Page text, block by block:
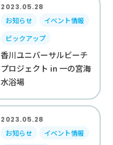
2023.05.28
お知らせ
イベント情報
ピックアップ
香川ユニバーサルビーチ
プロジェクト in 一の宮海
水浴場
2023.05.28
お知らせ
イベント情報